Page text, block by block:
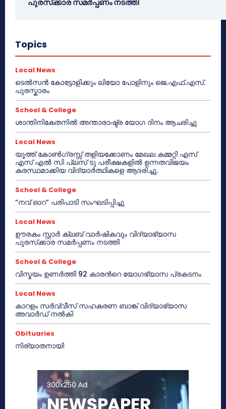
പുരസ്‌ക്കാര സമർപ്പണം നടത്തി
Topics
Local News
ടെൽസൻ കോട്ടോളിക്കും ലിയോ പോളിനും ജെ.എഫ്.എസ്.
പുരസ്കാരം
School & College
ശാന്തിനികേതനിൽ അന്താരാഷ്ട്ര യോഗ ദിനം ആചരിച്ചു
Local News
യൂത്ത് കോൺഗ്രസ്സ് തളിയക്കോണം മേഖല കമ്മറ്റി എസ്
എസ് എൽ സി പ്ലസ് ടു പരീക്ഷകളിൽ ഉന്നതവിജയം
കരസ്ഥമാക്കിയ വിദ്യാർത്ഥികളെ ആദരിച്ചു.
School & College
“നവ് ഓറ” പരിപാടി സംഘടിപ്പിച്ചു
Local News
ഊരകം സ്റ്റാർ ക്ലബ് വാർഷികവും വിദ്യാഭ്യാസ
പുരസ്‌ക്കാര സമർപ്പണം നടത്തി
School & College
വിസ്മയം ഉണർത്തി 92 കാരൻറെ യോഗഭ്യാസ പ്രകടനം
Local News
കാറളം സർവ്വീസ് സഹകരണ ബാങ്ക് വിദ്യാഭ്യാസ
അവാർഡ് നൽകി
Obituaries
നിര്യാതനായി